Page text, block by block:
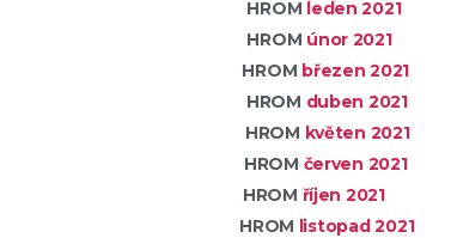
leden 2021
únor 2021
březen 2021
duben 2021
květen 2021
červen 2021
říjen 2021
listopad 2021